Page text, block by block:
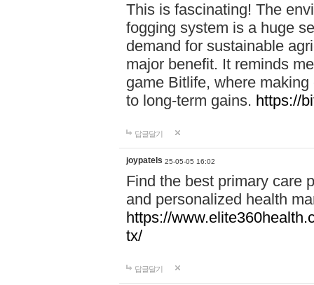
This is fascinating! The
fogging system is a huge
demand for sustainable
major benefit. It reminds
game Bitlife, where
to long-term gains. https://
답글달기
joypatels 25-05-05 16:02
Find the best primary care
and personalized health
https://
tx/
답글달기